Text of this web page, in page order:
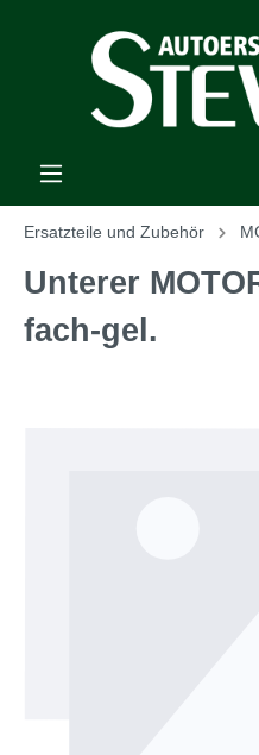
Ersatzteile und Zubehör
Unterer
fach-gel.